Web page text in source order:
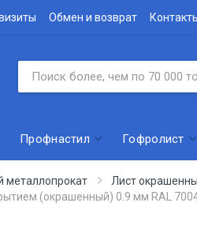
Обмен и возврат
Профнастил Гофролист
металлопрокат Лист
(окрашенный) 0.9 мм RAL